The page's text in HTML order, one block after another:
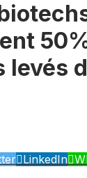
levés
LinkedIn